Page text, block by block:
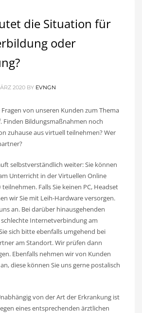
die Situation für
oder
2020 BY EVNGN
von unseren Kunden zum Thema
Finden Bildungsmaßnahmen noch
zuhause aus virtuell teilnehmen? Wer
selbstverständlich weiter: Sie können
Unterricht in der Virtuellen Online
Falls Sie keinen PC, Headset
wir Sie mit Leih-Hardware versorgen.
an. Bei darüber hinausgehenden
schlechte Internetverbindung am
sich bitte ebenfalls umgehend bei
am Standort. Wir prüfen dann
Ebenfalls nehmen wir von Kunden
diese können Sie uns gerne postalisch
von der Art der Erkrankung ist
eines entsprechenden ärztlichen